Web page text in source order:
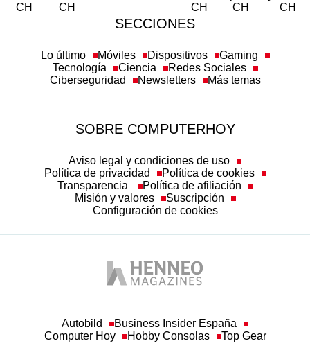
SECCIONES
Lo último Móviles Dispositivos
Gaming
Tecnología
Ciencia
Redes Sociales
Ciberseguridad
Newsletters Más temas
SOBRE COMPUTERHOY
Aviso legal y condiciones de uso
Política de privacidad
Política de cookies
Transparencia
Política de afiliación
Misión y valores
Suscripción
Configuración de cookies
Autobild
Business Insider España
Computer Hoy
Hobby Consolas Top Gear